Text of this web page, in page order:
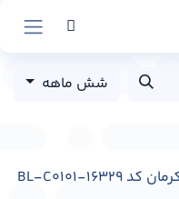
شش ماهه